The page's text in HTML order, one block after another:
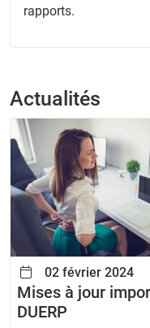
rapports.
Actualités
02 février 2024
Mises à jour
DUERP